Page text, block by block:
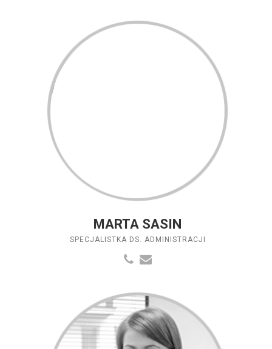
MARTA SASIN
SPECJALISTKA DS. ADMINISTRACJI